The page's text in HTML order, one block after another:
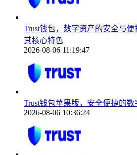
Trust钱包，数字资产的安全与
其核心特色
2026-08-06 11:19:47
Trust钱包苹果版，安全便捷的
2026-08-06 10:36:24